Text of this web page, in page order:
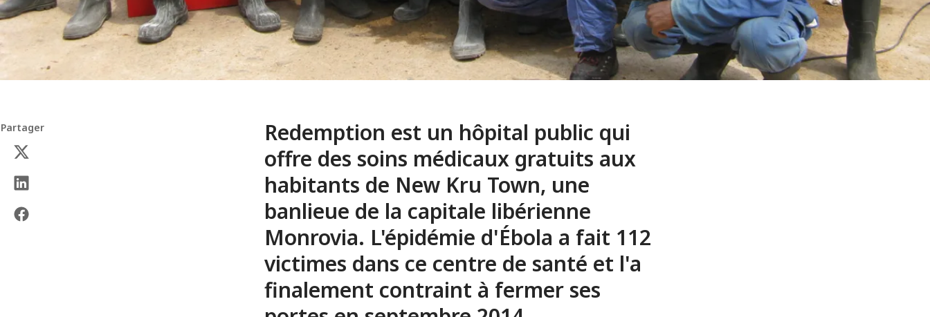
Partager
Redemption est un hôpital public qui
offre des soins médicaux gratuits aux
habitants de New Kru Town, une
banlieue de la capitale libérienne
Monrovia. L'épidémie d'Ébola a fait 112
victimes dans ce centre de santé et l'a
finalement contraint à fermer ses